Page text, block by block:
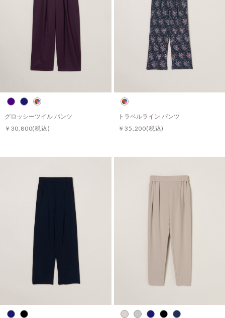
グロッシーツイル パンツ
￥30,800(税込)
トラベルライン パンツ
￥35,200(税込)